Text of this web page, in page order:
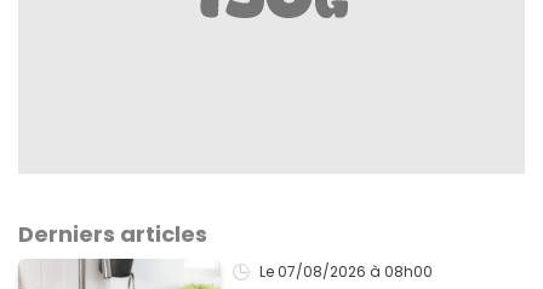
Derniers articles
Le 07/08/2026 à 08h00